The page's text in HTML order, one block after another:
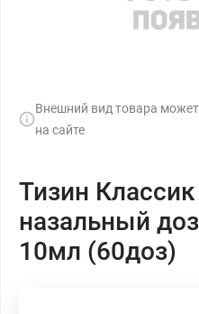
Внешний вид товара
на сайте
Тизин
назальный
10мл (60доз)